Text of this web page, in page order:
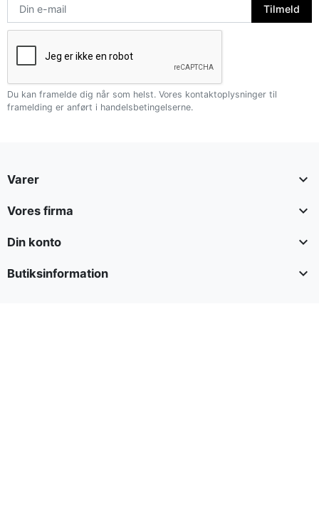
Du kan framelde dig når som helst. Vores kontaktoplysninger til
framelding er anført i handelsbetingelserne.
Varer 
Vores firma 
Din konto 
Butiksinformation 